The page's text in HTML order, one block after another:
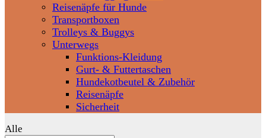
Reisenäpfe für Hunde
Transportboxen
Trolleys & Buggys
Unterwegs
Funktions-Kleidung
Gurt- & Futtertaschen
Hundekotbeutel & Zubehör
Reisenäpfe
Sicherheit
Alle